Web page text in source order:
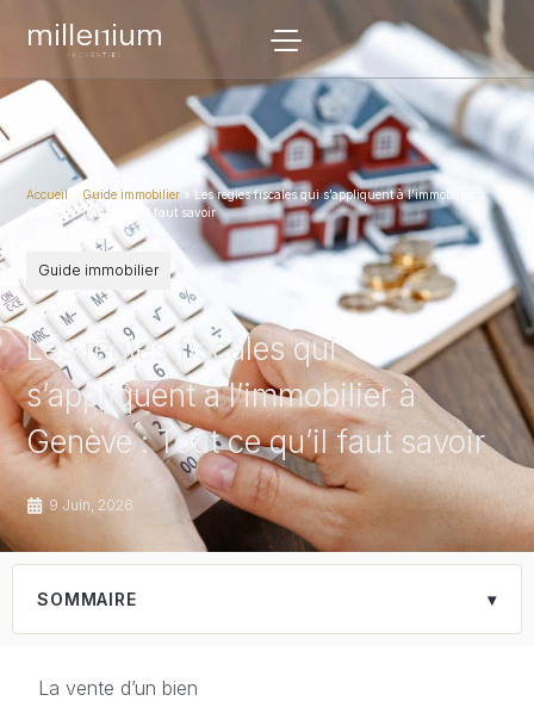
Accueil Guide immobilier »
Les règles fiscales qui s’appliquent à l’immobilier à
Genève : Tout ce qu’il faut savoir
Guide immobilier
Les règles fiscales qui
s’appliquent à l’immobilier à
Genève : Tout ce qu’il faut savoir
9 Juin, 2026
SOMMAIRE ▾
Taxe foncière et droits de mutation à Genève
La vente d’un bien